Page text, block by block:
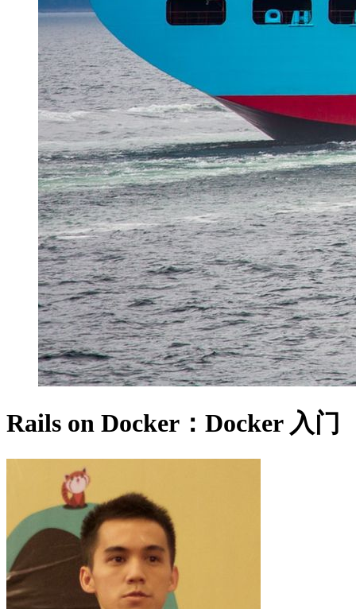
Rails on Docker：Docker 入门